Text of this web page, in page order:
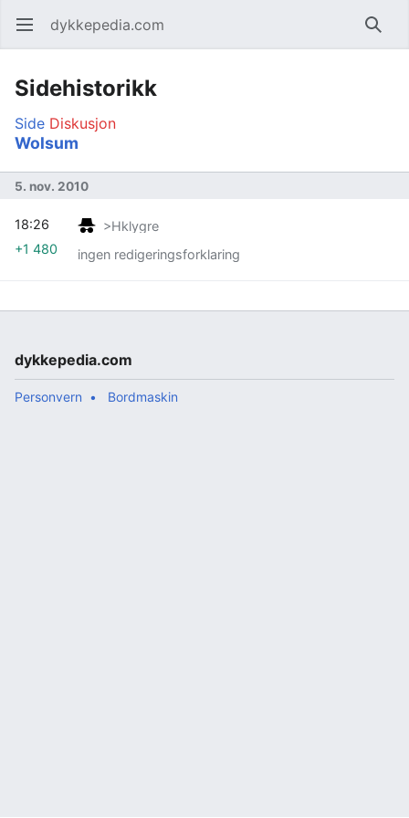
Åpne hovedmenyen dykkepedia.com Søk
Sidehistorikk
Side Diskusjon
Wolsum
5. nov. 2010
>Hklygre
ingen redigeringsforklaring
18:26
+1 480
dykkepedia.com
Personvern Bordmaskin